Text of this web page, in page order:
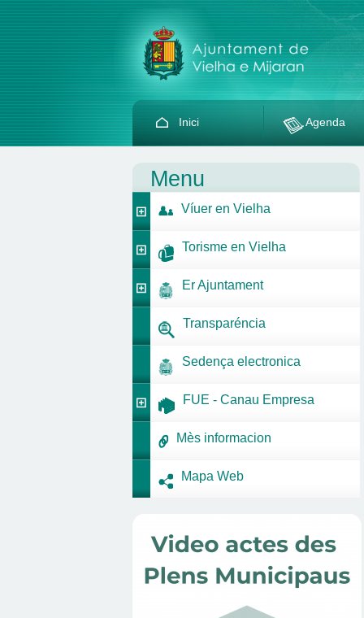
Inici Agenda
Menu
Víuer en Vielha
Torisme en Vielha
Er Ajuntament
Transparéncia
Sedença electronica
FUE - Canau Empresa
Mès informacion
Mapa Web